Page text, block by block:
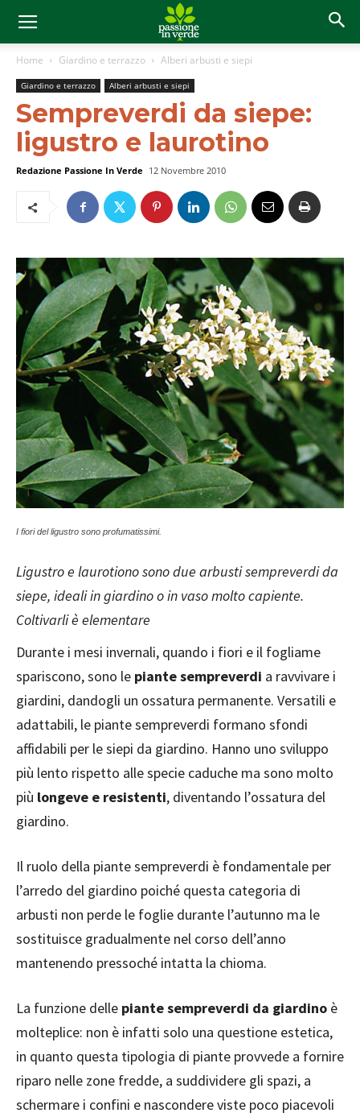
Home Giardino e terrazzo Alberi arbusti e siepi
Giardino e terrazzo Alberi arbusti e siepi
Sempreverdi da siepe:
ligustro e laurotino
Redazione Passione In Verde 12 Novembre 2010
I fiori del ligustro sono profumatissimi.
Ligustro e laurotiono sono due arbusti sempreverdi da
siepe, ideali in giardino o in vaso molto capiente.
Coltivarli è elementare
Durante i mesi invernali, quando i fiori e il fogliame
spariscono, sono le piante sempreverdi a ravvivare i
giardini, dandogli un ossatura permanente. Versatili e
adattabili, le piante sempreverdi formano sfondi
affidabili per le siepi da giardino. Hanno uno sviluppo
più lento rispetto alle specie caduche ma sono molto
più longeve e resistenti, diventando l’ossatura del
giardino.
Il ruolo della piante sempreverdi è fondamentale per
l’arredo del giardino poiché questa categoria di
arbusti non perde le foglie durante l’autunno ma le
sostituisce gradualmente nel corso dell’anno
mantenendo pressoché intatta la chioma.
La funzione delle piante sempreverdi da giardino è
molteplice: non è infatti solo una questione estetica,
in quanto questa tipologia di piante provvede a fornire
riparo nelle zone fredde, a suddividere gli spazi, a
schermare i confini e nascondere viste poco piacevoli